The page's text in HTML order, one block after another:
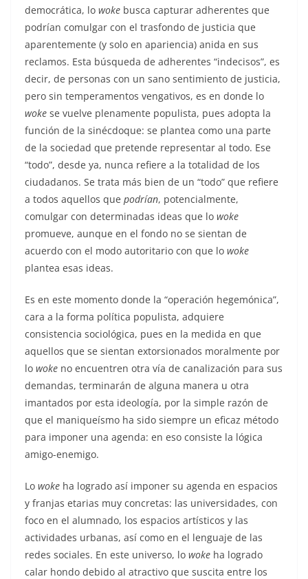
democrática, lo woke busca capturar adherentes que
podrían comulgar con el trasfondo de justicia que
aparentemente (y solo en apariencia) anida en sus
reclamos. Esta búsqueda de adherentes “indecisos”, es
decir, de personas con un sano sentimiento de justicia,
pero sin temperamentos vengativos, es en donde lo
woke se vuelve plenamente populista, pues adopta la
función de la sinécdoque: se plantea como una parte
de la sociedad que pretende representar al todo. Ese
“todo”, desde ya, nunca refiere a la totalidad de los
ciudadanos. Se trata más bien de un “todo” que refiere
a todos aquellos que podrían, potencialmente,
comulgar con determinadas ideas que lo woke
promueve, aunque en el fondo no se sientan de
acuerdo con el modo autoritario con que lo woke
plantea esas ideas.
Es en este momento donde la “operación hegemónica”,
cara a la forma política populista, adquiere
consistencia sociológica, pues en la medida en que
aquellos que se sientan extorsionados moralmente por
lo woke no encuentren otra vía de canalización para sus
demandas, terminarán de alguna manera u otra
imantados por esta ideología, por la simple razón de
que el maniqueísmo ha sido siempre un eficaz método
para imponer una agenda: en eso consiste la lógica
amigo-enemigo.
Lo woke ha logrado así imponer su agenda en espacios
y franjas etarias muy concretas: las universidades, con
foco en el alumnado, los espacios artísticos y las
actividades urbanas, así como en el lenguaje de las
redes sociales. En este universo, lo woke ha logrado
calar hondo debido al atractivo que suscita entre los